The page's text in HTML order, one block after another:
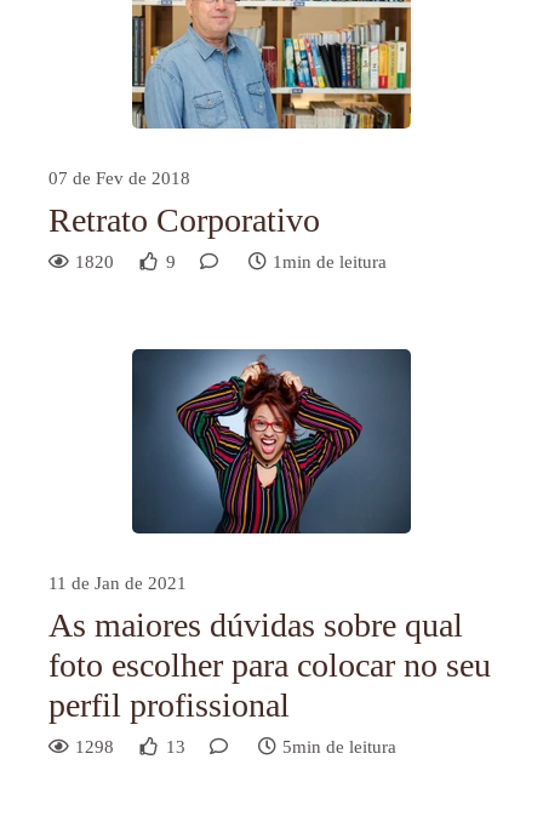
07 de Fev de 2018
Retrato Corporativo
1820 9 1min de leitura
11 de Jan de 2021
As maiores dúvidas sobre qual
foto escolher para colocar no seu
perfil profissional
1298 13 5min de leitura